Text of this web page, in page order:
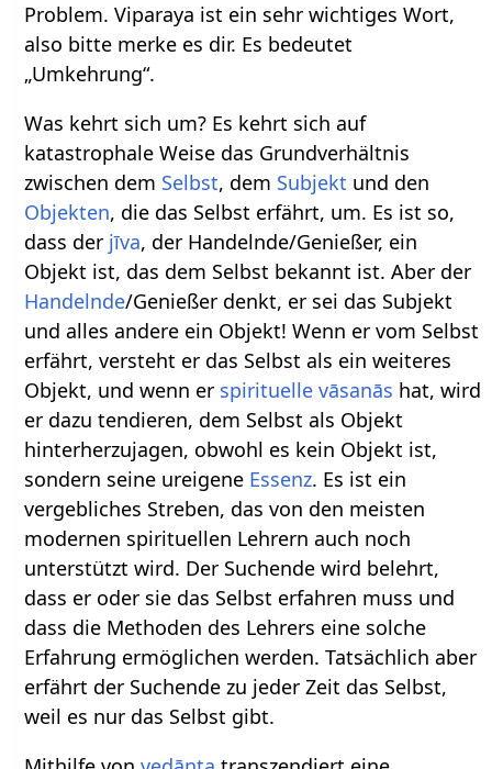
Problem. Viparaya ist ein sehr wichtiges Wort,
also bitte merke es dir. Es bedeutet
„Umkehrung“.
Was kehrt sich um? Es kehrt sich auf
katastrophale Weise das Grundverhältnis
zwischen dem Selbst, dem Subjekt und den
Objekten, die das Selbst erfährt, um. Es ist so,
dass der jīva, der Handelnde/Genießer, ein
Objekt ist, das dem Selbst bekannt ist. Aber der
Handelnde/Genießer denkt, er sei das Subjekt
und alles andere ein Objekt! Wenn er vom Selbst
erfährt, versteht er das Selbst als ein weiteres
Objekt, und wenn er spirituelle vāsanās hat, wird
er dazu tendieren, dem Selbst als Objekt
hinterherzujagen, obwohl es kein Objekt ist,
sondern seine ureigene Essenz. Es ist ein
vergebliches Streben, das von den meisten
modernen spirituellen Lehrern auch noch
unterstützt wird. Der Suchende wird belehrt,
dass er oder sie das Selbst erfahren muss und
dass die Methoden des Lehrers eine solche
Erfahrung ermöglichen werden. Tatsächlich aber
erfährt der Suchende zu jeder Zeit das Selbst,
weil es nur das Selbst gibt.